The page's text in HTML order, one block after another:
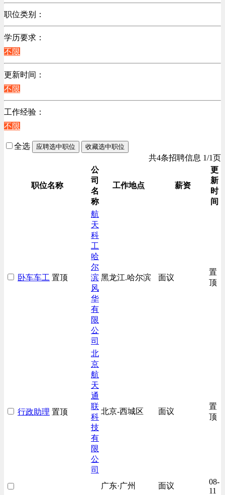
不限
北京
广东
江苏
陕西
浙江
辽宁
上海
职位类别：
不限
学历要求：
不限
更新时间：
不限
工作经验：
不限
全选 应聘选中职位 收藏选中职位
共4条招聘信息 1/1页
职位名称
公
司
名
称
工作地点 薪资
更
新
时
间
卧车车工 置顶
航
天
科
工
哈
尔
滨
风
华
有
限
公
司
黑龙江.哈尔滨 面议
置
顶
行政助理 置顶
北
京
航
天
通
联
科
技
有
限
公
司
北京-西城区 面议
置
顶
广东·广州 面议
08-
11